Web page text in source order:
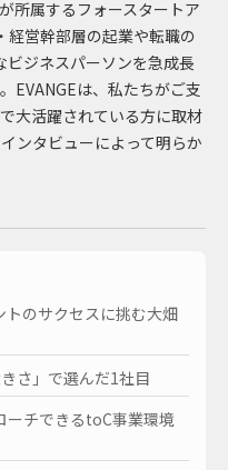
所属するフォースタートア
経営幹部層の起業や転職の
ジネスパーソンを急成長
EVANGEは、私たちがご支
大活躍されている方に取材
ンタビューによって明らか
トのサクセスに挑む大畑
さ」で選んだ1社目
ーチできるtoC事業環境